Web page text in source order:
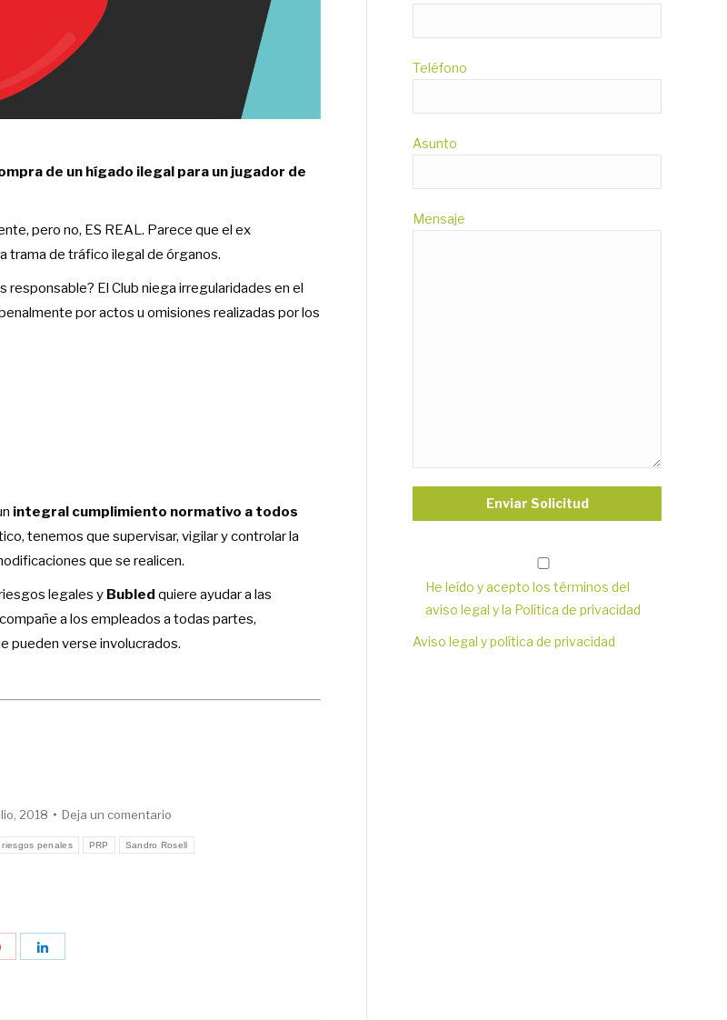
de un hígado ilegal para un jugador de
pero no, ES REAL. Parece que el ex
trama de tráfico ilegal de órganos.
responsable? El Club niega irregularidades en el
por actos u omisiones realizadas por los
integral cumplimiento normativo a todos
tenemos que supervisar, vigilar y controlar la
que se realicen.
legales y Bubled quiere ayudar a las
a los empleados a todas partes,
pueden verse involucrados.
2018 Deja un comentario
penales PRP Sandro Rosell
CompartirCompartir
Teléfono
Asunto
Mensaje
He leído y acepto los términos del
aviso legal y la Política de privacidad
Aviso legal y política de privacidad